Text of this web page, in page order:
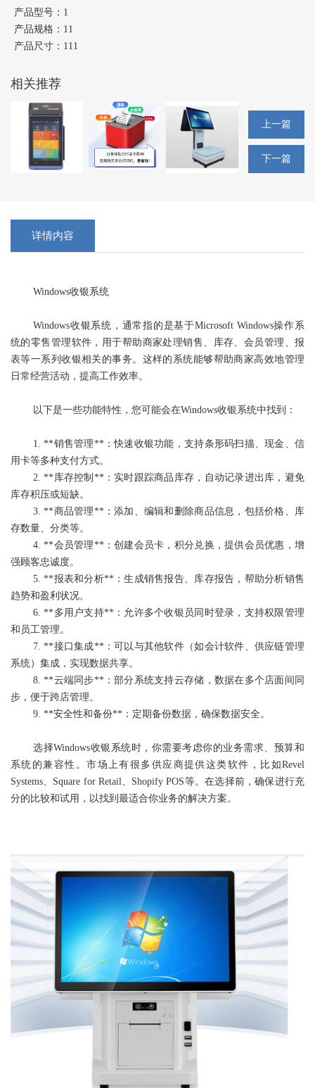
产品型号：1
产品规格：11
产品尺寸：111
相关推荐
上一篇
下一篇
详情内容
Windows收银系统
Windows收银系统，通常指的是基于Microsoft Windows操作系
统的零售管理软件，用于帮助商家处理销售、库存、会员管理、报
表等一系列收银相关的事务。这样的系统能够帮助商家高效地管理
日常经营活动，提高工作效率。
以下是一些功能特性，您可能会在Windows收银系统中找到：
1. **销售管理**：快速收银功能，支持条形码扫描、现金、信
用卡等多种支付方式。
2. **库存控制**：实时跟踪商品库存，自动记录进出库，避免
库存积压或短缺。
3. **商品管理**：添加、编辑和删除商品信息，包括价格、库
存数量、分类等。
4. **会员管理**：创建会员卡，积分兑换，提供会员优惠，增
强顾客忠诚度。
5. **报表和分析**：生成销售报告、库存报告，帮助分析销售
趋势和盈利状况。
6. **多用户支持**：允许多个收银员同时登录，支持权限管理
和员工管理。
7. **接口集成**：可以与其他软件（如会计软件、供应链管理
系统）集成，实现数据共享。
8. **云端同步**：部分系统支持云存储，数据在多个店面间同
步，便于跨店管理。
9. **安全性和备份**：定期备份数据，确保数据安全。
选择Windows收银系统时，你需要考虑你的业务需求、预算和
系统的兼容性。市场上有很多供应商提供这类软件，比如Revel
Systems、Square for Retail、Shopify POS等。在选择前，确保进行充
分的比较和试用，以找到最适合你业务的解决方案。